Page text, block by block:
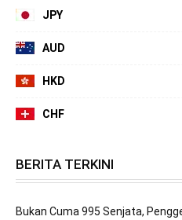
JPY
AUD
HKD
CHF
BERITA TERKINI
Bukan Cuma 995 Senjata,